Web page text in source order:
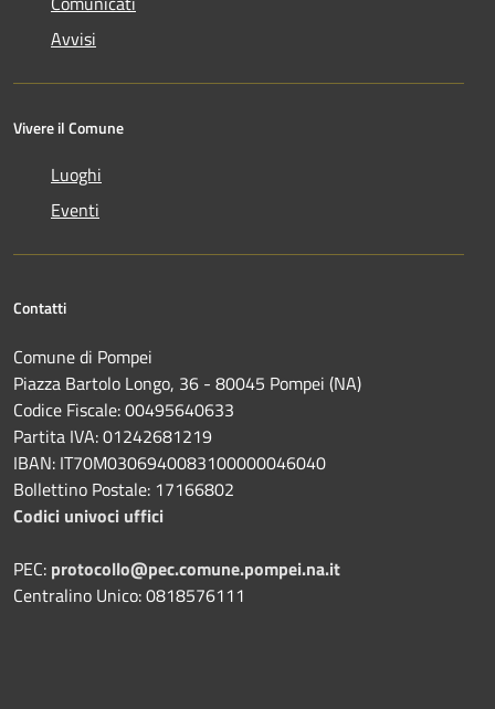
Avvisi
Vivere il Comune
Luoghi
Eventi
Contatti
Comune di Pompei
Piazza Bartolo Longo, 36 - 80045 Pompei (NA)
Codice Fiscale: 00495640633
Partita IVA: 01242681219
IBAN: IT70M0306940083100000046040
Bollettino Postale: 17166802
Codici univoci uffici
PEC: protocollo@pec.comune.pompei.na.it
Centralino Unico: 0818576111